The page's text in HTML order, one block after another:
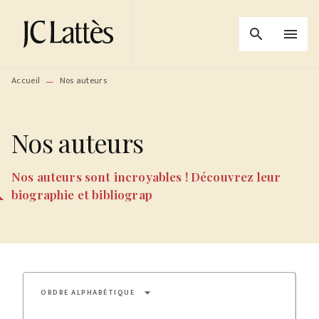
MENU RECHERCHE
PIED DE PAGE
search menu
Accueil — Nos auteurs
Nos auteurs
Nos auteurs sont incroyables ! Découvrez leur
biographie et bibliograp
ORDRE ALPHABÉTIQUE arrow_drop_down